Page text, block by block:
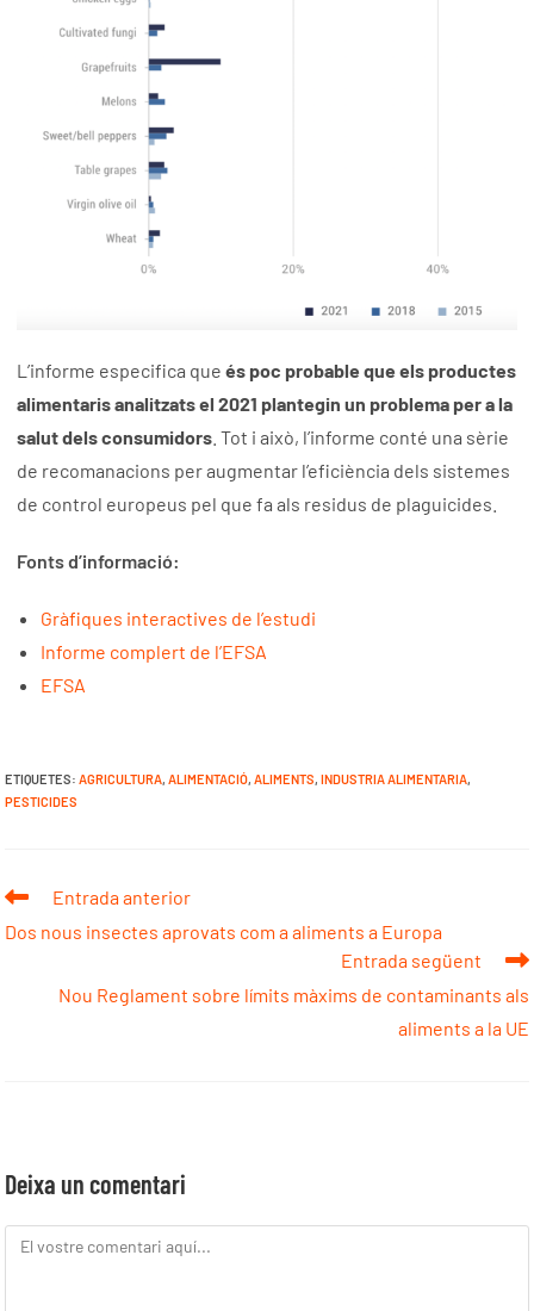
L’informe especifica queés poc probable que els productes
alimentaris analitzats el 2021 plantegin un problema per a la
salut dels consumidors . Tot i això, l’informe conté una sèrie
de recomanacions per augmentar l’eficiència dels sistemes
de control europeus pel que fa als residus de plaguicides.
Fonts d’informació:
Gràfiques interactives de l’estudi
Informe complert de l’EFSA
EFSA
ETIQUETES:AGRICULTURA, ALIMENTACIÓ, ALIMENTS, INDUSTRIA ALIMENTARIA,
PESTICIDES
Entrada anterior
Dos nous insectes aprovats com a aliments a Europa
Entrada següent
Nou Reglament sobre límits màxims de contaminants als
aliments a la UE
Deixa un comentari